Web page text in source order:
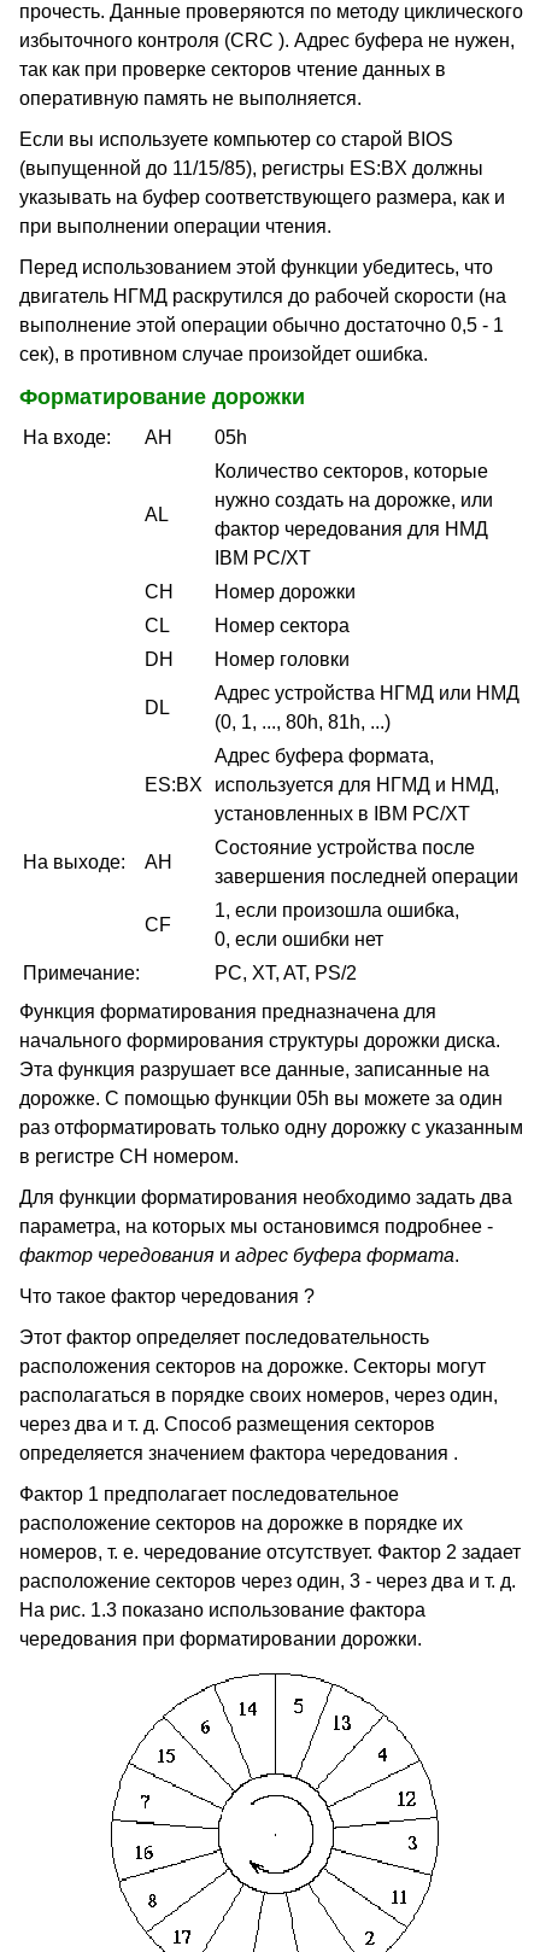
прочесть. Данные проверяются по методу циклического
избыточного контроля (CRC ). Адрес буфера не нужен,
так как при проверке секторов чтение данных в
оперативную память не выполняется.
Если вы используете компьютер со старой BIOS
(выпущенной до 11/15/85), регистры ES:BX должны
указывать на буфер соответствующего размера, как и
при выполнении операции чтения.
Перед использованием этой функции убедитесь, что
двигатель НГМД раскрутился до рабочей скорости (на
выполнение этой операции обычно достаточно 0,5 - 1
сек), в противном случае произойдет ошибка.
Форматирование дорожки
На входе: AH 05h
AL
Количество секторов, которые
нужно создать на дорожке, или
фактор чередования для НМД
IBM PC/XT
CH
Номер дорожки
CL
Номер сектора
DH
Номер головки
DL
Адрес устройства НГМД или НМД
(0, 1, ..., 80h, 81h, ...)
ES:BX
Адрес буфера формата,
используется для НГМД и НМД,
установленных в IBM PC/XT
На выходе: AH
Состояние устройства после
завершения последней операции
CF
1, если произошла ошибка,
0, если ошибки нет
Примечание:
PC, XT, AT, PS/2
Функция форматирования предназначена для
начального формирования структуры дорожки диска.
Эта функция разрушает все данные, записанные на
дорожке. С помощью функции 05h вы можете за один
раз отформатировать только одну дорожку с указанным
в регистре CH номером.
Для функции форматирования необходимо задать два
параметра, на которых мы остановимся подробнее -
фактор чередования и адрес буфера формата.
Что такое фактор чередования ?
Этот фактор определяет последовательность
расположения секторов на дорожке. Секторы могут
располагаться в порядке своих номеров, через один,
через два и т. д. Способ размещения секторов
определяется значением фактора чередования .
Фактор 1 предполагает последовательное
расположение секторов на дорожке в порядке их
номеров, т. е. чередование отсутствует. Фактор 2 задает
расположение секторов через один, 3 - через два и т. д.
На рис. 1.3 показано использование фактора
чередования при форматировании дорожки.